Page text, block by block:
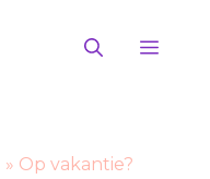
» Op vakantie?